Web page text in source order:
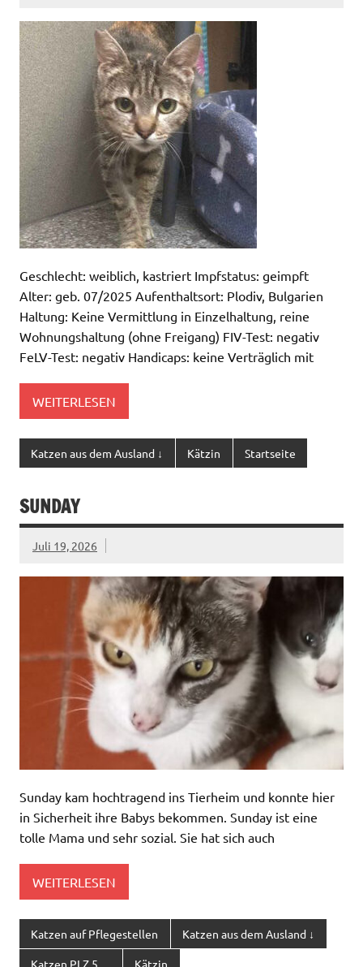
Geschlecht: weiblich, kastriert Impfstatus: geimpft
Alter: geb. 07/2025 Aufenthaltsort: Plodiv, Bulgarien
Haltung: Keine Vermittlung in Einzelhaltung, reine
Wohnungshaltung (ohne Freigang) FIV-Test: negativ
FeLV-Test: negativ Handicaps: keine Verträglich mit
WEITERLESEN
Katzen aus dem Ausland ↓ Kätzin Startseite
SUNDAY
Juli 19, 2026
Sunday kam hochtragend ins Tierheim und konnte hier
in Sicherheit ihre Babys bekommen. Sunday ist eine
tolle Mama und sehr sozial. Sie hat sich auch
WEITERLESEN
Katzen auf Pflegestellen Katzen aus dem Ausland ↓
Katzen PLZ 5 .... Kätzin